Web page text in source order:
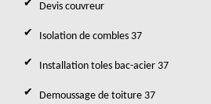
Devis couvreur
Isolation de combles 37
Installation toles bac-acier 37
Demoussage de toiture 37